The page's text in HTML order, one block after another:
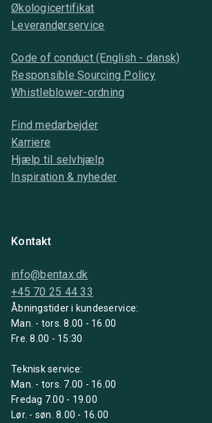
Økologicertifikat
Leverandørservice
Code of conduct (English - dansk)
Responsible Sourcing Policy
Whistleblower-ordning
Find medarbejder
Karriere
Hjælp til selvhjælp
Inspiration & nyheder
Kontakt
info@bentax.dk
+45 70 25 44 33
Åbningstider i kundeservice:
Man. - tors. 8.00 - 16.00
Fre. 8.00 - 15:30
Teknisk service:
Man. - tors. 7.00 - 16.00
Fredag 7.00 - 19.00
Lør. - søn. 8.00 - 16.00